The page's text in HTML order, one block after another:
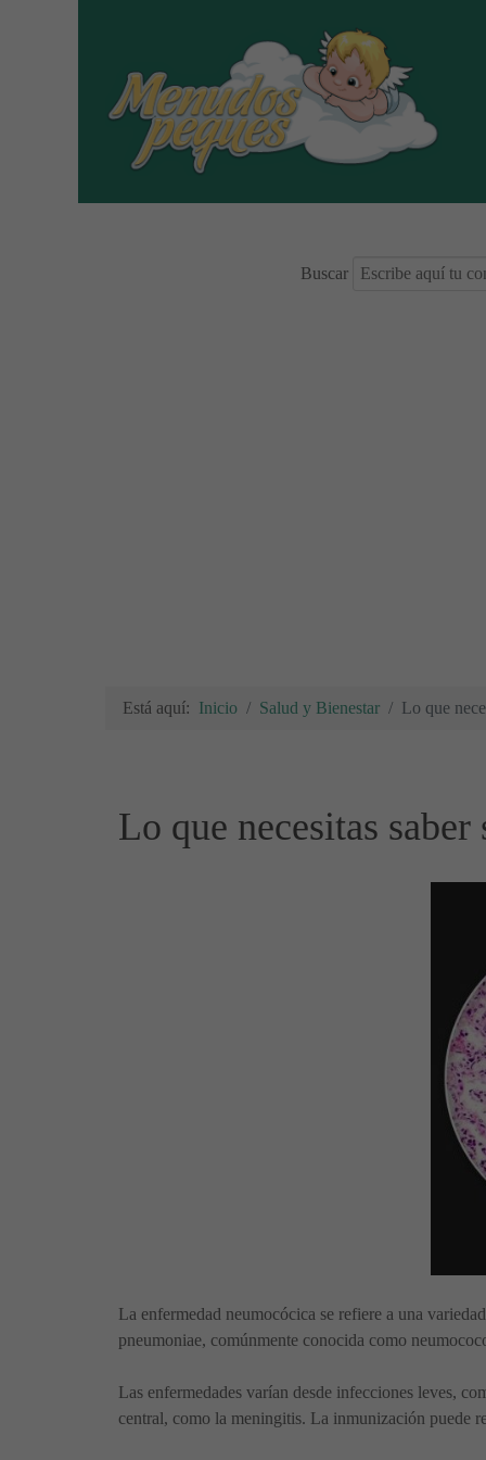
Buscar
Está aquí: Inicio Salud y Bienestar Lo que
Lo que necesitas
La enfermedad neumocócica se refiere a una
pneumoniae, comúnmente conocida como
Las enfermedades varían desde infecciones leves,
central, como la meningitis. La inmunización puede